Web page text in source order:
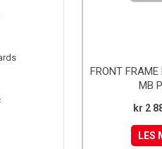
FRONT
MB
kr 2
LES